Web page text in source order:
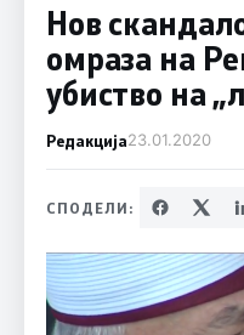
Нов
омраза на
убиство на
Редакција23.01.2020
СПОДЕЛИ: